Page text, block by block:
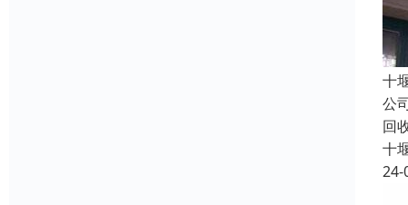
十
公
回
十
24-